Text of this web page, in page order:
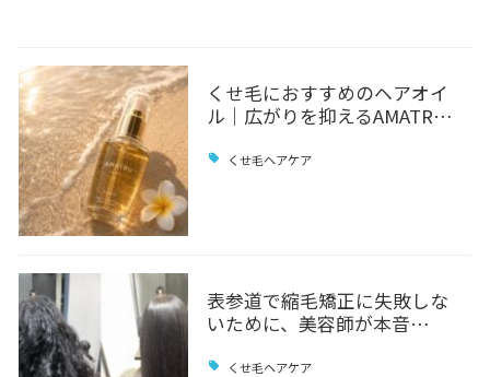
くせ毛におすすめのヘアオイ
ル｜広がりを抑えるAMATR…
くせ毛ヘアケア
表参道で縮毛矯正に失敗しな
いために、美容師が本音…
くせ毛ヘアケア